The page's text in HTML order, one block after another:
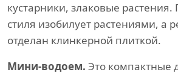
кустарники, злаковые
стиля изобилует растениями, а
отделан клинкерной плиткой.
Мини-водоем. Это компактные